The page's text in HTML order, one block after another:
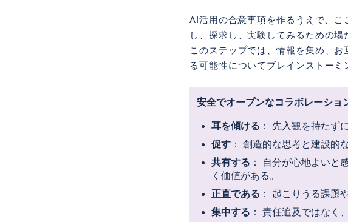
AI活用の合意事項を作るうえで、
し、探求し、実験してみるための場
このステップでは、情報を集め、
る可能性についてブレインストーミ
安全でオープンなコラボレーショ
耳を傾ける ： 先入観を持たず
促す ： 創造的な思考と建設的
共有する ： 自分が心地よいと
く価値がある。
正直である ： 起こりうる課題
集中する ： 責任追及ではなく